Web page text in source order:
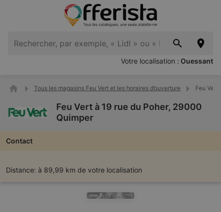
Votre localisation : Ouessant
Tous les magasins Feu Vert et les horaires d’ouverture Feu Vert
Feu Vert à 19 rue du Poher, 29000
Quimper
Contact
Distance: à 89,99 km de votre localisation